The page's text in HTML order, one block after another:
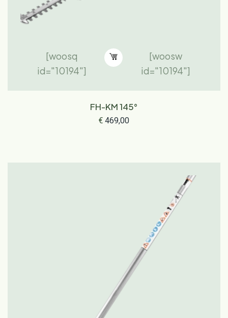
[woosq
id="10194"]
[woosw
id="10194"]
FH-KM 145°
€469,00